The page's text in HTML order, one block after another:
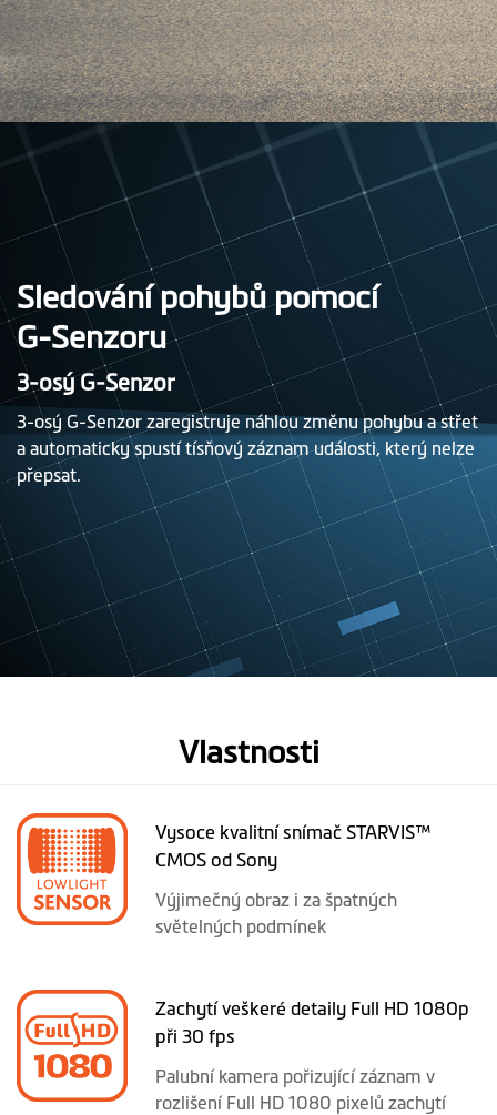
Sledování pohybů pomocí
G-Senzoru
3-osý G-Senzor
3-osý G-Senzor zaregistruje náhlou změnu pohybu a střet
a automaticky spustí tísňový záznam události, který nelze
přepsat.
Vlastnosti
Vysoce kvalitní snímač STARVIS™
CMOS od Sony
Výjimečný obraz i za špatných
světelných podmínek
Zachytí veškeré detaily Full HD 1080p
při 30 fps
Palubní kamera pořizující záznam v
rozlišení Full HD 1080 pixelů zachytí